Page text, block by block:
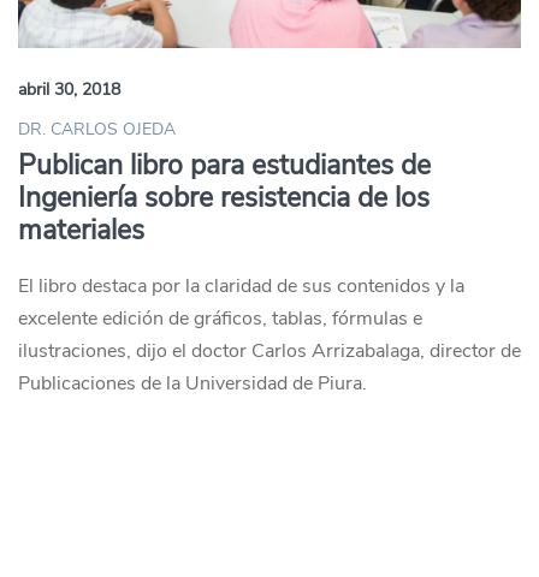
abril 30, 2018
DR. CARLOS OJEDA
Publican libro para estudiantes de
Ingeniería sobre resistencia de los
materiales
El libro destaca por la claridad de sus contenidos y la
excelente edición de gráficos, tablas, fórmulas e
ilustraciones, dijo el doctor Carlos Arrizabalaga, director de
Publicaciones de la Universidad de Piura.